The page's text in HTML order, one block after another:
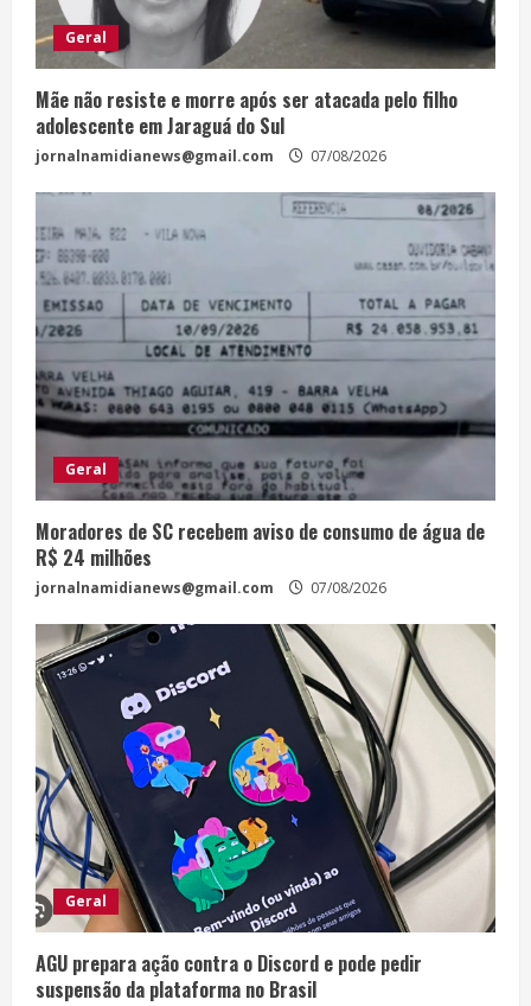
Geral
Mãe não resiste e morre após ser atacada pelo filho
adolescente em Jaraguá do Sul
jornalnamidianews@gmail.com 07/08/2026
Geral
Moradores de SC recebem aviso de consumo de água de
R$ 24 milhões
jornalnamidianews@gmail.com 07/08/2026
Geral
AGU prepara ação contra o Discord e pode pedir
suspensão da plataforma no Brasil